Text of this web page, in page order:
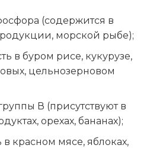
(содержится в
морской рыбе);
в буром рисе, кукурузе,
цельнозерновом
В (присутствуют в
орехах, бананах);
в красном мясе, яблоках,